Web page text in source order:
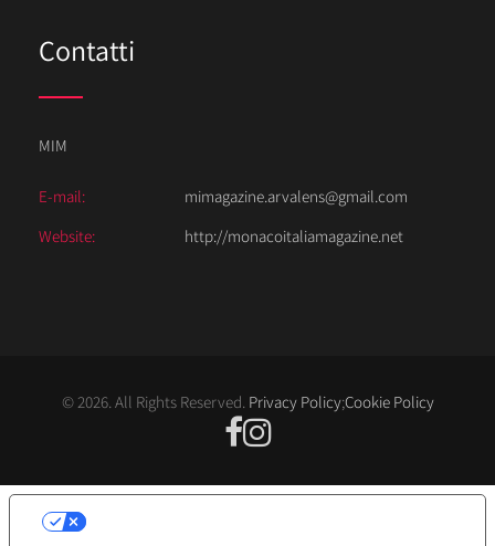
Contatti
MIM
E-mail:
mimagazine.arvalens@gmail.com
Website:
http://monacoitaliamagazine.net
© 2026. All Rights Reserved. Privacy Policy;Cookie Policy